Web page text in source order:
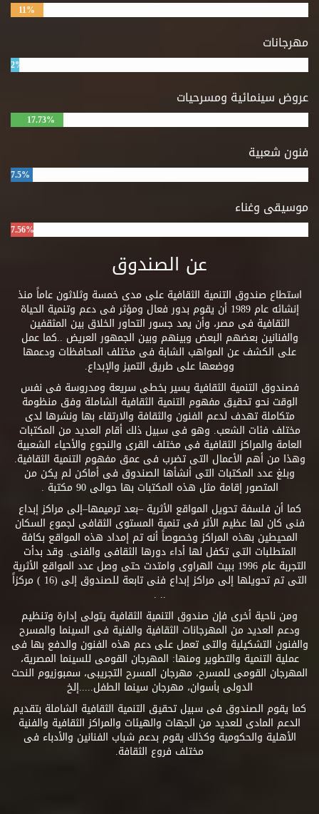
11%
مهرجانات
2%
عروض سينمائية ومسرحيات
17.73%
فنون شعبية
7.5%
موسيقى وغناء
7.56%
عن الصندوق
استطاع صندوق التنمية الثقافية على مدى خمسة وثلاثون عاماً منذ
إنشائه عام 1989 أن يقوم بدور فعال ومؤثر فى دعم وتنمية الحياة
الثقافية فى مصر، وأن يمد جسور التحاور الخلاق بين المثقفين
والفنانين بعضهم البعض وبينهم وبين الجمهور العريض ..كما عمل
على الكشف عن المواهب الشابة فى مختلف المحافظات ودعمها
ووضعها على طريق التميز والإبداع.
فصندوق التنمية الثقافية يسير بخطى سريعة ومدروسة فى نفس
الوقت نحو تحقيق مفهوم التنمية الثقافية الشاملة وفق منظومة
متكاملة تهدف لدعم الفنون والثقافة والارتقاء بها ونشرها لدى
مختلف فئات الشعب. وهو فى سبيل ذلك أقام العديد من المكتبات
العامة والمراكز الثقافية فى مختلف القرى والنجوع والأحياء الشعبية
وهذا من أهم الأعمال التى تضرب فى عمق مفهوم التنمية الثقافية.
وبلغ عدد المكتبات التى أنشأها الصندوق فى أماكن لم يكن من
المتصور إقامة مثل هذه المكتبات بها حوالى 90 مكتبة .
كما أن فلسفة تحويل المواقع الأثرية –بعد ترميمها–إلى مراكز إبداع
فنى كان لها عظيم الأثر فى تنمية المستوى الثقافى لجموع السكان
المحيطين بهذه المراكز وخصوصاً أنه تم إمداد هذه المواقع بكافة
المتطلبات التى تكفل لها أداء دورها الثقافى والفنى. وقد بدأت
التجربة عام 1996 ببيت الهراوى وامتدت حتى وصل عدد المواقع الأثرية
التى تم تحويلها إلى مراكز إبداع فنى تابعة للصندوق إلى (16 ) مركزاً
.. .
ومن ناحية أخرى فإن صندوق التنمية الثقافية يتولى إدارة وتنظيم
ودعم العديد من المهرجانات الثقافية والفنية فى السينما والمسرح
والفنون التشكيلية والتى تعمل على دعم هذه الفنون والدفع بها فى
عملية التنمية والتطوير ومنها: المهرجان القومى للسينما المصرية،
المهرجان القومى للمسرح، مهرجان المسرح التجريبى، سمبوزيوم النحت
الدولى بأسوان، مهرجان سينما الطفل.....إلخ
كما يقوم الصندوق فى سبيل تحقيق التنمية الثقافية الشاملة بتقديم
الدعم المادى للعديد من الجهات والهيئات والمراكز الثقافية والفنية
الأهلية والحكومية وكذلك يقوم بدعم شباب الفنانين والأدباء فى
مختلف فروع الثقافة.